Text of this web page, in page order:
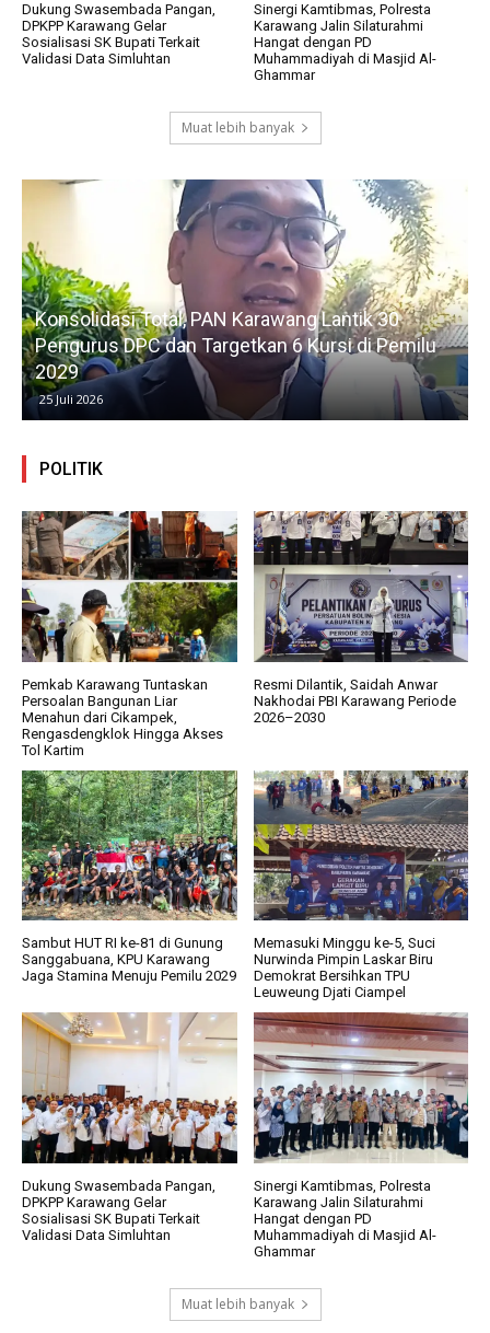
Dukung Swasembada Pangan,
DPKPP Karawang Gelar
Sosialisasi SK Bupati Terkait
Validasi Data Simluhtan
Sinergi Kamtibmas, Polresta
Karawang Jalin Silaturahmi
Hangat dengan PD
Muhammadiyah di Masjid Al-
Ghammar
Muat lebih banyak
Konsolidasi Total, PAN Karawang Lantik 30
Pengurus DPC dan Targetkan 6 Kursi di Pemilu
2029
25 Juli 2026
POLITIK
Pemkab Karawang Tuntaskan
Persoalan Bangunan Liar
Menahun dari Cikampek,
Rengasdengklok Hingga Akses
Tol Kartim
Resmi Dilantik, Saidah Anwar
Nakhodai PBI Karawang Periode
2026–2030
Sambut HUT RI ke-81 di Gunung
Sanggabuana, KPU Karawang
Jaga Stamina Menuju Pemilu 2029
Memasuki Minggu ke-5, Suci
Nurwinda Pimpin Laskar Biru
Demokrat Bersihkan TPU
Leuweung Djati Ciampel
Dukung Swasembada Pangan,
DPKPP Karawang Gelar
Sosialisasi SK Bupati Terkait
Validasi Data Simluhtan
Sinergi Kamtibmas, Polresta
Karawang Jalin Silaturahmi
Hangat dengan PD
Muhammadiyah di Masjid Al-
Ghammar
Muat lebih banyak